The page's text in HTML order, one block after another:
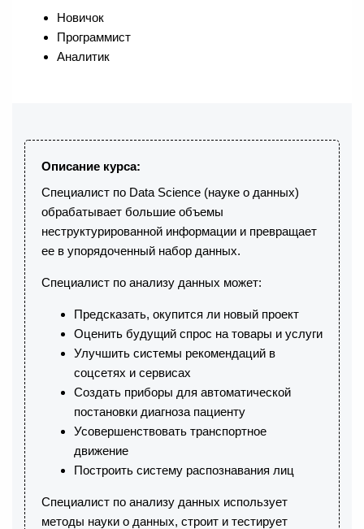
Новичок
Программист
Аналитик
Описание курса:
Специалист по Data Science (науке о данных)
обрабатывает большие объемы
неструктурированной информации и превращает
ее в упорядоченный набор данных.
Специалист по анализу данных может:
Предсказать, окупится ли новый проект
Оценить будущий спрос на товары и услуги
Улучшить системы рекомендаций в
соцсетях и сервисах
Создать приборы для автоматической
постановки диагноза пациенту
Усовершенствовать транспортное
движение
Построить систему распознавания лиц
Специалист по анализу данных использует
методы науки о данных, строит и тестирует